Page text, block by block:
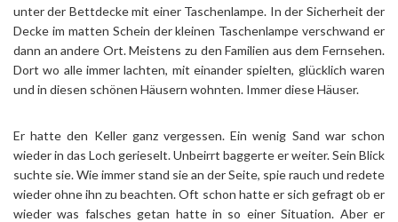
unter der Bettdecke mit einer Taschenlampe. In der Sicherheit der
Decke im matten Schein der kleinen Taschenlampe verschwand er
dann an andere Ort. Meistens zu den Familien aus dem Fernsehen.
Dort wo alle immer lachten, mit einander spielten, glücklich waren
und in diesen schönen Häusern wohnten. Immer diese Häuser.
Er hatte den Keller ganz vergessen. Ein wenig Sand war schon
wieder in das Loch gerieselt. Unbeirrt baggerte er weiter. Sein Blick
suchte sie. Wie immer stand sie an der Seite, spie rauch und redete
wieder ohne ihn zu beachten. Oft schon hatte er sich gefragt ob er
wieder was falsches getan hatte in so einer Situation. Aber er